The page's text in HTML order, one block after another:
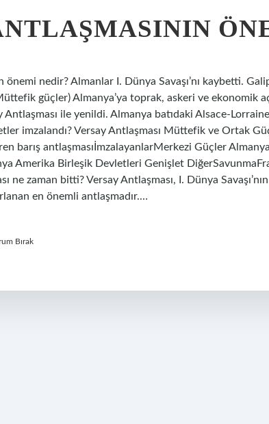
önemi nedir? Almanlar I. Dünya Savaşı’nı kaybetti.
güçler) Almanya’ya toprak, askeri ve ekonomik
Antlaşması ile yenildi. Almanya batıdaki Alsace-
imzalandı? Versay Antlaşması Müttefik ve Ortak
barış antlaşmasıİmzalayanlarMerkezi Güçler
Amerika Birleşik Devletleri Genişlet
ne zaman bitti? Versay Antlaşması, I. Dünya
en önemli antlaşmadır.…
Bırak